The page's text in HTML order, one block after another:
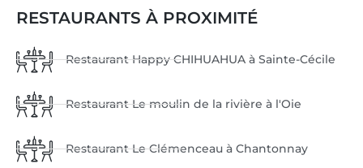
RESTAURANTS À PROXIMITÉ
Restaurant Happy CHIHUAHUA à Sainte-Cécile
Restaurant Le moulin de la rivière à l'Oie
Restaurant Le Clémenceau à Chantonnay